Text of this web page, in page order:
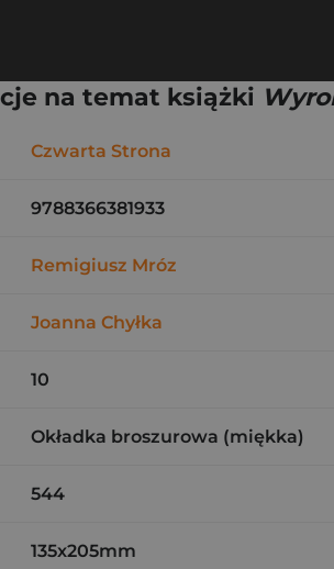
na temat książki
Czwarta Strona
9788366381933
Remigiusz Mróz
Joanna Chyłka
10
Okładka broszurowa (miękka)
544
135x205mm